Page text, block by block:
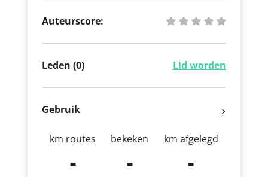
Auteurscore:
Leden (0) Lid worden
Gebruik
km routes
-
bekeken
-
km afgelegd
-